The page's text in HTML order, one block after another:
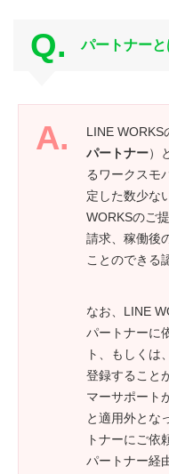
パートナー
LINE WORKS
パートナー）
るワークスモ
定した数少な
WORKSのご
請求、稼働後
ことのできる
なお、LINE
パートナーに
ト、もしくは
登録すること
マーサポート
と適用外とな
トナーにご依
パートナー経